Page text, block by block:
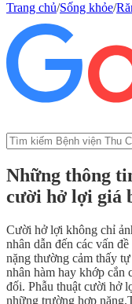
Trang chủ/Sống khỏe/
Những thông
cười hở lợi giá
Cười hở lợi không chỉ
nhân dẫn đến các vấn
nặng thường cảm thấy
nhân hàm hay khớp cắn
đối. Phẫu thuật cười hở
những trường hợp